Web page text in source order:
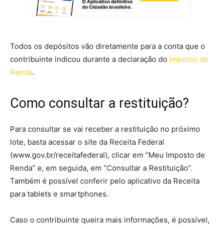
Todos os depósitos vão diretamente para a conta que o
contribuinte indicou durante a declaração do Imposto de
Renda.
Como consultar a restituição?
Para consultar se vai receber a restituição no próximo
lote, basta acessar o site da Receita Federal
(www.gov.br/receitafederal), clicar em “Meu Imposto de
Renda” e, em seguida, em “Consultar a Restituição”.
Também é possível conferir pelo aplicativo da Receita
para tablets e smartphones.
Caso o contribuinte queira mais informações, é possível,